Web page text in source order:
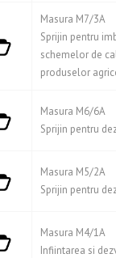
Masura M7/3A
Sprijin pentru
schemelor de
produselor
Masura M6/6A
Sprijin pentru
Masura M5/2A
Sprijin pentru
Masura M4/1A
Infiintarea si